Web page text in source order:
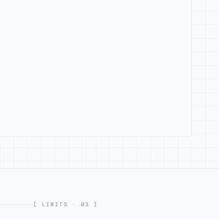
[ 03 · LIMITS ]